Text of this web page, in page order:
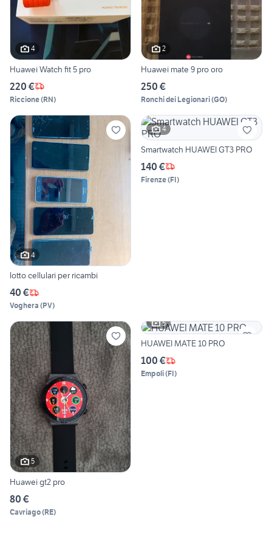
4
Huawei Watch fit 5 pro
220 €
Riccione(RN)
2
Huawei mate 9 pro oro
250 €
Ronchi dei Legionari(GO)
4
lotto cellulari per ricambi
40 €
Voghera (PV)
4
Smartwatch HUAWEI GT3 PRO
140 €
Firenze(FI)
5
Huawei gt2 pro
80 €
Cavriago(RE)
5
HUAWEI MATE 10 PRO
100 €
Empoli(FI)